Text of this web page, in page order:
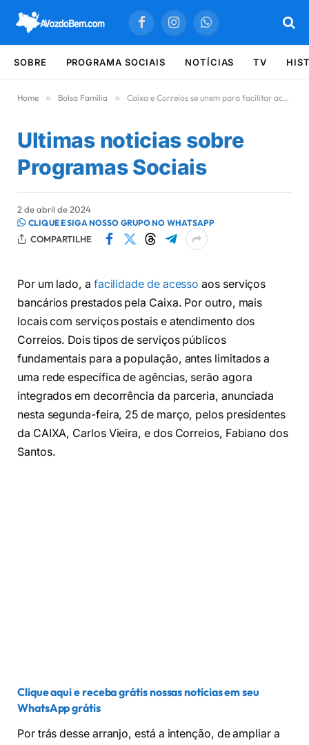
FacebookInstagramWhatsApp
SOBRE PROGRAMA SOCIAIS NOTÍCIAS TV
Home » Bolsa Família » Caixa e Correios se unem para facilitar acesso aos programas sociais
Ultimas noticias sobre
Programas Sociais
2 de abril de 2024
CLIQUE E SIGA NOSSO GRUPO NO WHATSAPP
COMPARTILHE
Por um lado, a facilidade de acessoaos serviços
bancários prestados pela Caixa. Por outro, mais
locais com serviços postais e atendimento dos
Correios. Dois tipos de serviços públicos
fundamentais para a população, antes limitados a
uma rede específica de agências, serão agora
integrados em decorrência da parceria, anunciada
nesta segunda-feira, 25 de março, pelos presidentes
da CAIXA, Carlos Vieira, e dos Correios, Fabiano dos
Santos.
Clique aqui e receba grátis nossas notícias em seu
WhatsApp grátis
Por trás desse arranjo, está a intenção, de ampliar a